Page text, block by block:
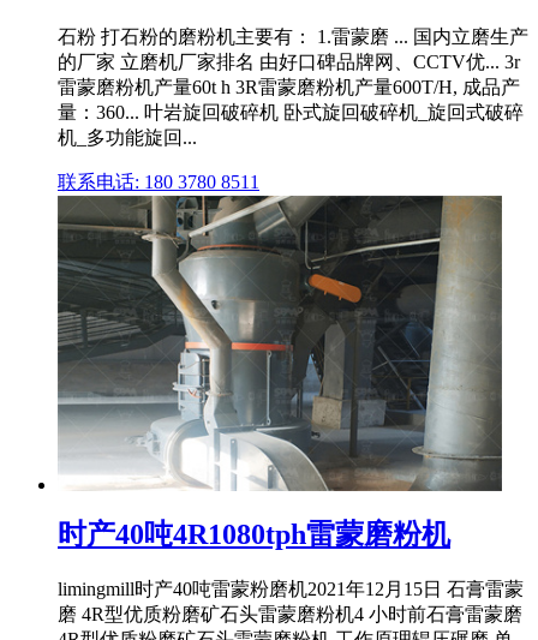
石粉 打石粉的磨粉机主要有： 1.雷蒙磨 ... 国内立磨生产
的厂家 立磨机厂家排名 由好口碑品牌网、CCTV优... 3r
雷蒙磨粉机产量60t h 3R雷蒙磨粉机产量600T/H, 成品产
量：360... 叶岩旋回破碎机 卧式旋回破碎机_旋回式破碎
机_多功能旋回...
联系电话: 180 3780 8511
时产40吨4R1080tph雷蒙磨粉机
limingmill时产40吨雷蒙粉磨机2021年12月15日 石膏雷蒙
磨 4R型优质粉磨矿石头雷蒙磨粉机4 小时前石膏雷蒙磨